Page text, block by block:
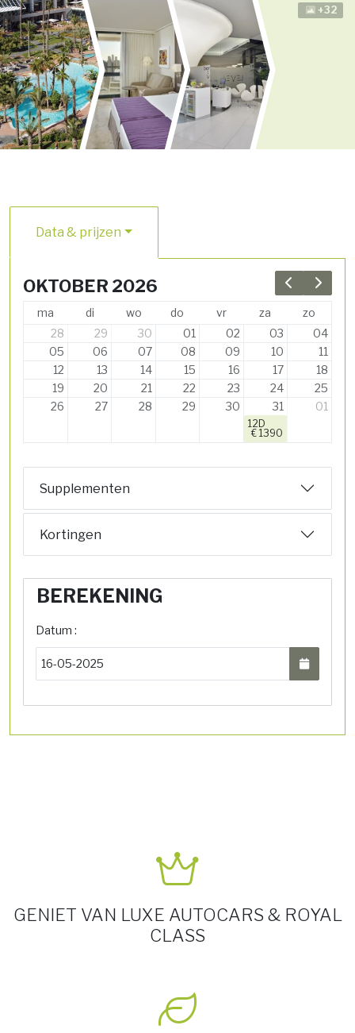
+32
Data & prijzen
Previous
Next
OKTOBER 2026
ma di wo do vr za
zo
28
29 30 01 02 03
04
05
06 07 08 09 10
11
12
13 14 15 16 17
18
19
20 21 22 23 24
25
26
27 28 29 30 31
12D
€ 1390
01
Supplementen
Kortingen
BEREKENING
Datum :
GENIET VAN LUXE AUTOCARS & ROYAL
CLASS